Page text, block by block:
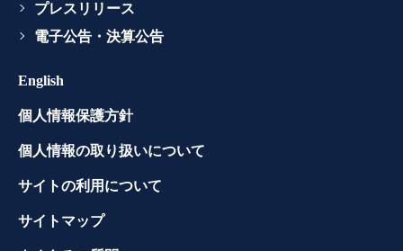
プレスリリース
電子公告・決算公告
English
個人情報保護方針
個人情報の取り扱いについて
サイトの利用について
サイトマップ